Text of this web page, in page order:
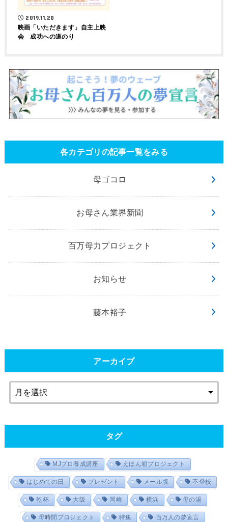
2019.11.20
映画「いただきます」自主上映
会 成功への道のり
各カテゴリの記事一覧をみる
母ゴコロ
お母さん業界新聞
百万母力プロジェクト
お知らせ
藤本裕子
アーカイブ
タグ
MJプロ養成講座 えほん箱プロジェクト
はじめての日 プレゼント メール版 不登校
乾杯 大阪 岡崎 横浜 母の湯
母時間プロジェクト 特集 百万人の夢宣言